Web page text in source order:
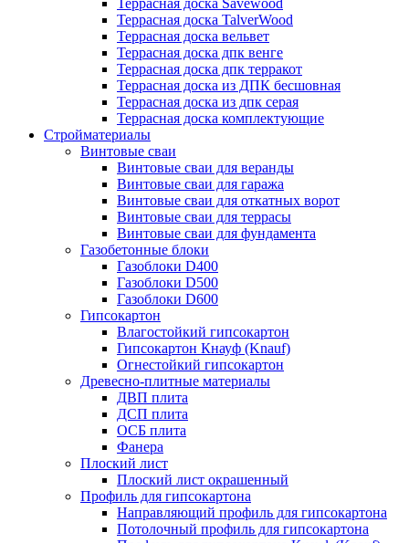
Террасная доска Savewood
Террасная доска TalverWood
Террасная доска вельвет
Террасная доска дпк венге
Террасная доска дпк терракот
Террасная доска из ДПК бесшовная
Террасная доска из дпк серая
Террасная доска комплектующие
Стройматериалы
Винтовые сваи
Винтовые сваи для веранды
Винтовые сваи для гаража
Винтовые сваи для откатных ворот
Винтовые сваи для террасы
Винтовые сваи для фундамента
Газобетонные блоки
Газоблоки D400
Газоблоки D500
Газоблоки D600
Гипсокартон
Влагостойкий гипсокартон
Гипсокартон Кнауф (Knauf)
Огнестойкий гипсокартон
Древесно-плитные материалы
ДВП плита
ДСП плита
ОСБ плита
Фанера
Плоский лист
Плоский лист окрашенный
Профиль для гипсокартона
Направляющий профиль для гипсокартона
Потолочный профиль для гипсокартона